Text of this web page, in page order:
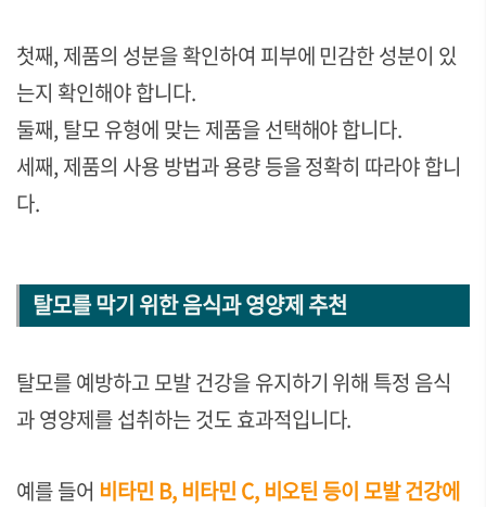
첫째, 제품의 성분을 확인하여 피부에 민감한 성분이 있
는지 확인해야 합니다.
둘째, 탈모 유형에 맞는 제품을 선택해야 합니다.
세째, 제품의 사용 방법과 용량 등을 정확히 따라야 합니
다.
탈모를 막기 위한 음식과 영양제 추천
탈모를 예방하고 모발 건강을 유지하기 위해 특정 음식
과 영양제를 섭취하는 것도 효과적입니다.
예를 들어 비타민 B, 비타민 C, 비오틴 등이 모발 건강에